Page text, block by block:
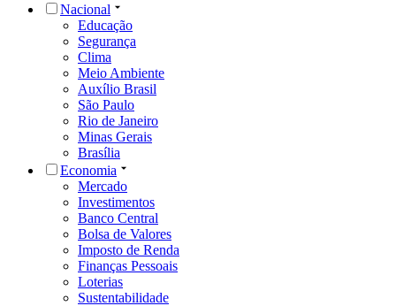
Nacional
Educação
Segurança
Clima
Meio Ambiente
Auxílio Brasil
São Paulo
Rio de Janeiro
Minas Gerais
Brasília
Economia
Mercado
Investimentos
Banco Central
Bolsa de Valores
Imposto de Renda
Finanças Pessoais
Loterias
Sustentabilidade